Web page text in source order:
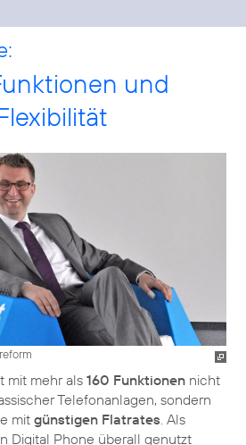
und
mit mehr als 160 Funktionen nicht
Telefonanlagen, sondern
mit günstigen Flatrates . Als
Digital Phone überall genutzt